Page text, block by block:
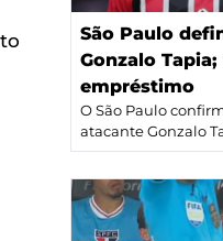
São Paulo
Gonzalo
empréstimo
O São Paulo
atacante Gonzalo